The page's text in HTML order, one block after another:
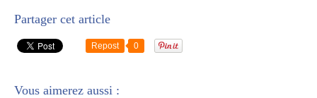
Partager cet article
Repost 0
Vous aimerez aussi :